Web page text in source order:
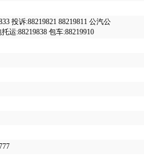
投诉:88219821 88219811 公汽公
运:88219838 包车:88219910